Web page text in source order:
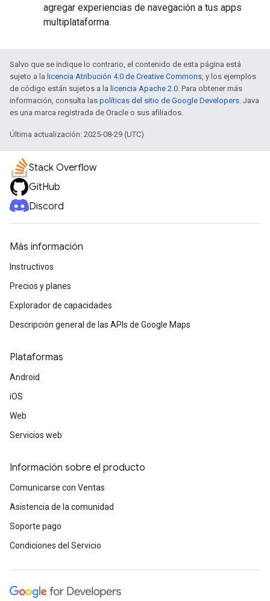
agregar experiencias de navegación a tus apps
multiplataforma.
Salvo que se indique lo contrario, el contenido de esta página está
sujeto a la licencia Atribución 4.0 de Creative Commons, y los ejemplos
de código están sujetos a la licencia Apache 2.0. Para obtener más
información, consulta las políticas del sitio de Google Developers. Java
es una marca registrada de Oracle o sus afiliados.
Última actualización: 2025-08-29 (UTC)
Stack Overflow
GitHub
Discord
Más información
Instructivos
Precios y planes
Explorador de capacidades
Descripción general de las APIs de Google Maps
Plataformas
Android
iOS
Web
Servicios web
Información sobre el producto
Comunicarse con Ventas
Asistencia de la comunidad
Soporte pago
Condiciones del Servicio